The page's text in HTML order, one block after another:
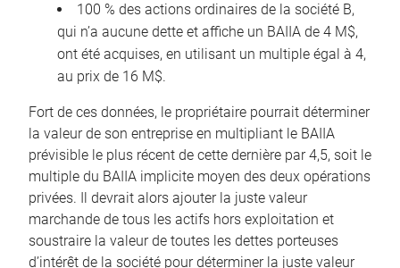
100 % des actions ordinaires de la société B,
qui n’a aucune dette et affiche un BAIIA de 4 M$,
ont été acquises, en utilisant un multiple égal à 4,
au prix de 16 M$.
Fort de ces données, le propriétaire pourrait déterminer
la valeur de son entreprise en multipliant le BAIIA
prévisible le plus récent de cette dernière par 4,5, soit le
multiple du BAIIA implicite moyen des deux opérations
privées. Il devrait alors ajouter la juste valeur
marchande de tous les actifs hors exploitation et
soustraire la valeur de toutes les dettes porteuses
d’intérêt de la société pour déterminer la juste valeur